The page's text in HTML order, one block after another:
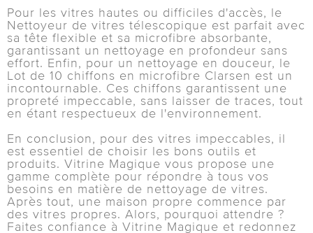
Pour les vitres hautes ou difficiles d'accès, le
Nettoyeur de vitres télescopique est parfait avec
sa tête flexible et sa microfibre absorbante,
garantissant un nettoyage en profondeur sans
effort. Enfin, pour un nettoyage en douceur, le
Lot de 10 chiffons en microfibre Clarsen est un
incontournable. Ces chiffons garantissent une
propreté impeccable, sans laisser de traces, tout
en étant respectueux de l'environnement.
En conclusion, pour des vitres impeccables, il
est essentiel de choisir les bons outils et
produits. Vitrine Magique vous propose une
gamme complète pour répondre à tous vos
besoins en matière de nettoyage de vitres.
Après tout, une maison propre commence par
des vitres propres. Alors, pourquoi attendre ?
Faites confiance à Vitrine Magique et redonnez